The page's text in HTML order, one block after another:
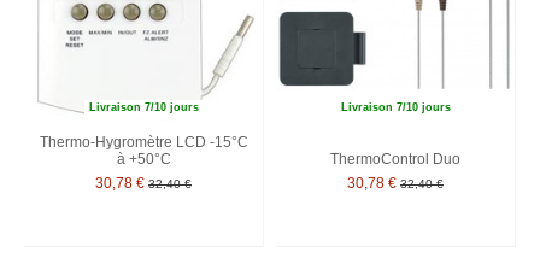
Livraison 7/10 jours
Thermo-Hygromètre LCD -15°C
à +50°C
30,78 € 32,40 €
Livraison 7/10 jours
ThermoControl Duo
30,78 € 32,40 €